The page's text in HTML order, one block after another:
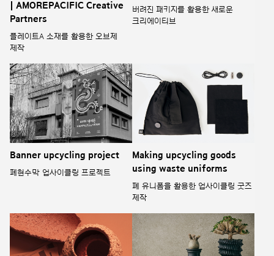
| AMOREPACIFIC Creative
Partners
플레이트A 소재를 활용한 오브제
제작
버려진 패키지를 활용한 새로운
크리에이티브
Banner upcycling project
폐현수막 업사이클링 프로젝트
Making upcycling goods
using waste uniforms
폐 유니폼을 활용한 업사이클링 굿즈
제작